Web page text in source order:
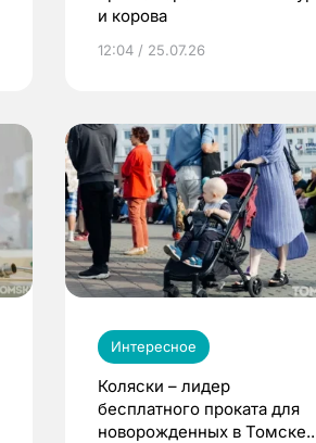
и корова
12:04 / 25.07.26
Интересное
Коляски – лидер
бесплатного проката для
новорожденных в Томске.